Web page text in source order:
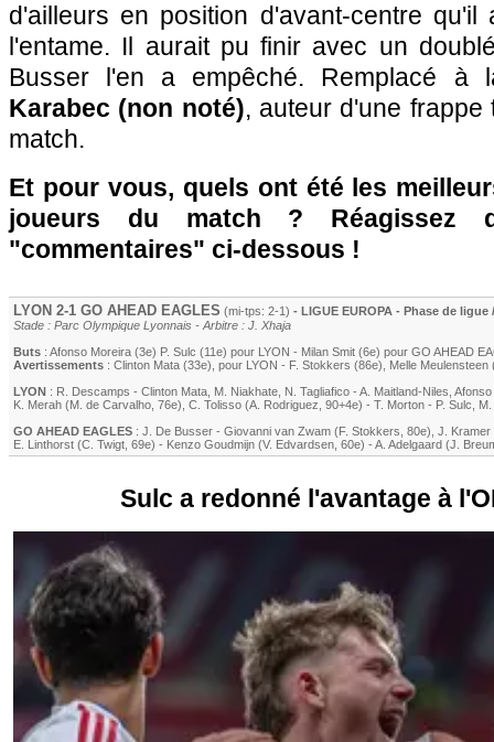
d'ailleurs en position d'avant-centre
l'entame. Il aurait pu finir avec un
Busser l'en a empêché. Remplacé
Karabec (non noté), auteur d'une
match.
Et pour vous, quels ont été les
joueurs du match ? Réagissez
"commentaires" ci-dessous !
LYON 2-1 GO AHEAD EAGLES (mi-tps: 2-1) - LIGUE EUROPA - Phase de ligue
Stade : Parc Olympique Lyonnais - Arbitre : J. Xhaja
Buts : Afonso Moreira (3e) P. Sulc (11e) pour LYON - Milan Smit (6e) pour GO AHEAD
Avertissements : Clinton Mata (33e) , pour LYON - F. Stokkers (86e) Melle Meulensteen
LYON : R. Descamps - Clinton Mata M. Niakhate N. Tagliafico - A. Maitland-Niles
K. Merah (M. de Carvalho , 76e) C. Tolisso (A. Rodriguez , 90+4e) - T. Morton - P. Sulc
GO AHEAD EAGLES : J. De Busser - Giovanni van Zwam (F. Stokkers , 80e) J. Kramer
E. Linthorst (C. Twigt , 69e) - Kenzo Goudmijn (V. Edvardsen , 60e) - A. Adelgaard (J.
Sulc a redonné l'avantage à